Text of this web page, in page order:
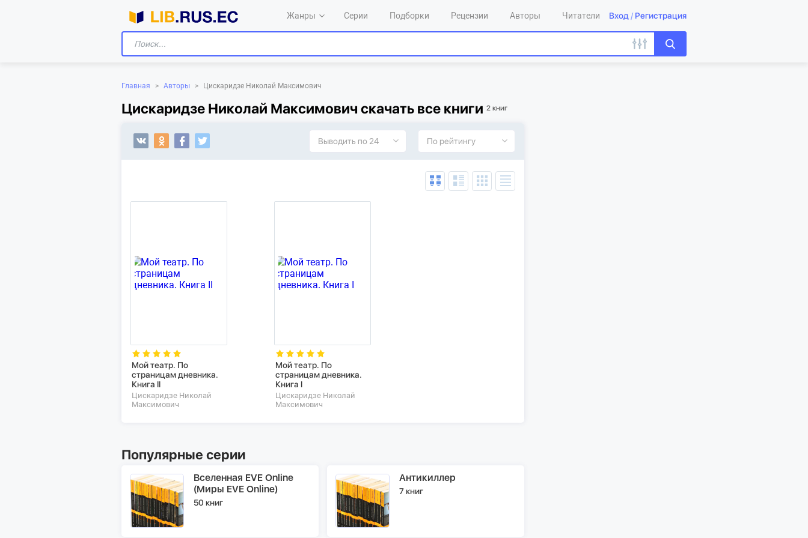
Жанры Серии Подборки Рецензии Авторы Читатели Вход / Регистрация
Главная > Авторы > Цискаридзе Николай Максимович
Цискаридзе Николай Максимович скачать все книги 2 книг
Выводить по 24 По рейтингу
Мой театр. По
страницам дневника.
Книга II
Цискаридзе Николай
Максимович
Мой театр. По
страницам дневника.
Книга I
Цискаридзе Николай
Максимович
Популярные серии
Вселенная EVE Online
(Миры EVE Online)
50 книг
Антикиллер
7 книг